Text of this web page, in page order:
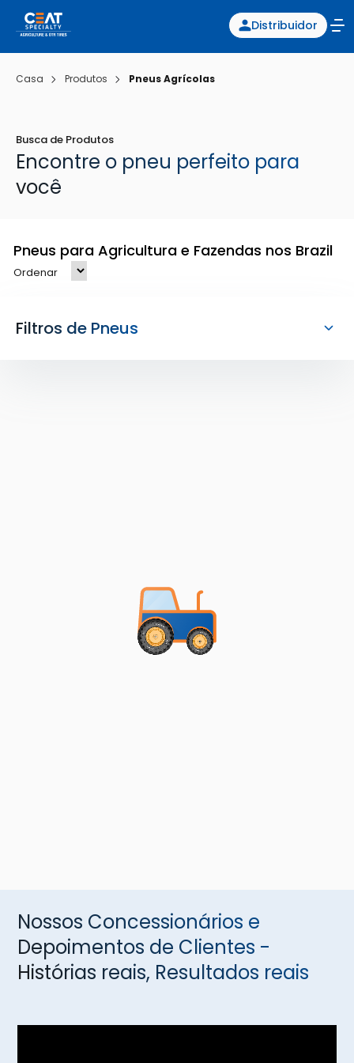
Distribuidor
Casa Produtos Pneus Agrícolas
Busca de Produtos
Encontre o pneu perfeito para
você
Pneus para Agricultura e Fazendas nos Brazil
Ordenar
Filtros de Pneus
Nossos Concessionários e
Depoimentos de Clientes -
Histórias reais, Resultados reais